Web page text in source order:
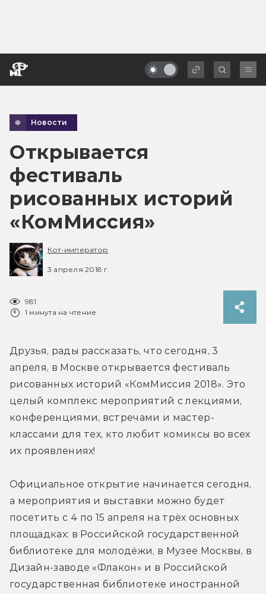
Новости
Открывается
фестиваль
рисованных историй
«КомМиссия»
Кот-император
3 апреля 2018 г.
981
1 минута на чтение
Друзья, рады рассказать, что сегодня, 3
апреля, в Москве открывается фестиваль
рисованных историй «КомМиссия 2018». Это
целый комплекс мероприятий с лекциями,
конференциями, встречами и мастер-
классами для тех, кто любит комиксы во всех
их проявлениях!
Официальное открытие начинается сегодня,
а мероприятия и выставки можно будет
посетить с 4 по 15 апреля на трёх основных
площадках: в Российской государственной
библиотеке для молодёжи, в Музее Москвы, в
Дизайн-заводе «Флакон» и в Российской
государственная библиотеке иностранной